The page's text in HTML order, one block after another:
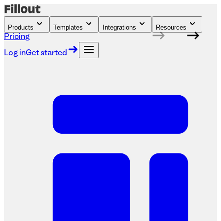
Products Templates Integrations Resources
Pricing
Log inGet started